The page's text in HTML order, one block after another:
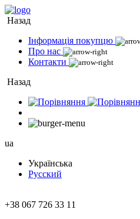
Назад
Інформація покупцю
Про нас
Контакти
Назад
ua
Українська
Русский
+38 067 726 33 11